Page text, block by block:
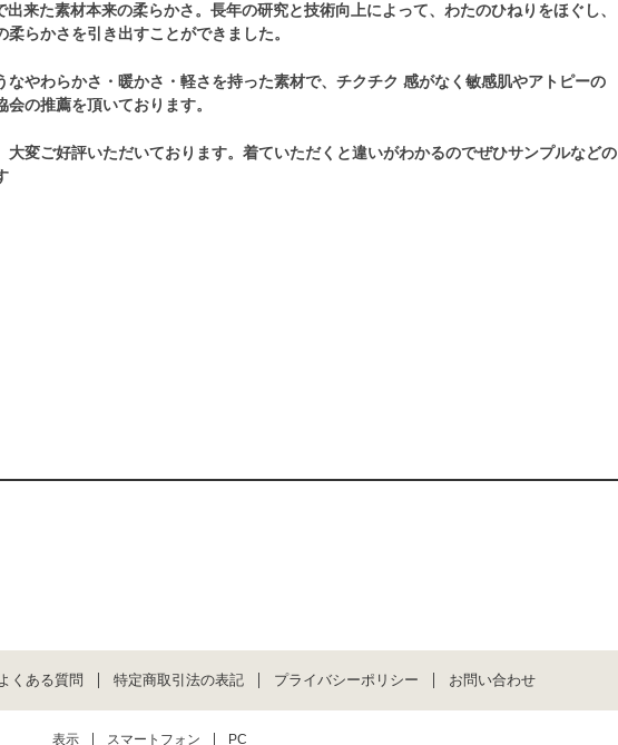
来た素材本来の柔らかさ。長年の研究と技術向上によって、わたのひねりをほぐし、
らかさを引き出すことができました。
なやわらかさ・暖かさ・軽さを持った素材で、チクチク 感がなく敏感肌やアトピーの
の推薦を頂いております。
変ご好評いただいております。着ていただくと違いがわかるのでぜひサンプルなどの
くある質問 特定商取引法の表記 プライバシーポリシー お問い合わせ
表示 スマートフォン PC